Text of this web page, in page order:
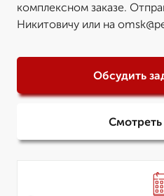
комплексном заказе.
Никитовичу или на
Обсудить